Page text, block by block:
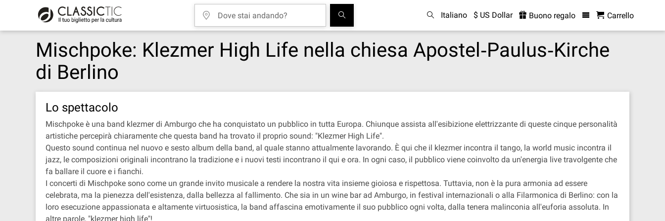
Italiano $ US Dollar Buono regalo Carrello
Mischpoke: Klezmer High Life nella chiesa Apostel‐Paulus‐Kirche
di Berlino
Lo spettacolo
Mischpoke è una band klezmer di Amburgo che ha conquistato un pubblico in tutta Europa. Chiunque assista all'esibizione elettrizzante di queste cinque personalità
artistiche percepirà chiaramente che questa band ha trovato il proprio sound: "Klezmer High Life".
Questo sound continua nel nuovo e sesto album della band, al quale stanno attualmente lavorando. È qui che il klezmer incontra il tango, la world music incontra il
jazz, le composizioni originali incontrano la tradizione e i nuovi testi incontrano il qui e ora. In ogni caso, il pubblico viene coinvolto da un'energia live travolgente che
fa ballare il cuore e i fianchi.
I concerti di Mischpoke sono come un grande invito musicale a rendere la nostra vita insieme gioiosa e rispettosa. Tuttavia, non è la pura armonia ad essere
celebrata, ma la pienezza dell'esistenza, dalla bellezza al fallimento. Che sia in un wine bar ad Amburgo, in festival internazionali o alla Filarmonica di Berlino: con la
loro esecuzione appassionata e altamente virtuosistica, la band affascina emotivamente il suo pubblico ogni volta, dalla tenera malinconia all'euforia assoluta. In
altre parole, "klezmer high life"!